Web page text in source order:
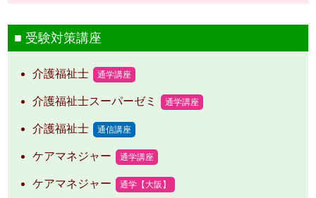
受験対策講座
介護福祉士 通学講座
介護福祉士スーパーゼミ 通学講座
介護福祉士 通信講座
ケアマネジャー 通学講座
ケアマネジャー 通学【大阪】